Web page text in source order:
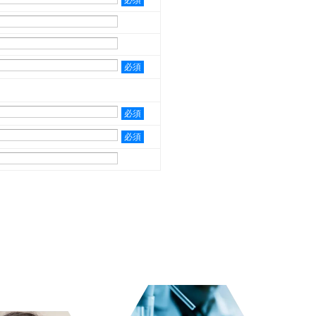
必須
必須
必須